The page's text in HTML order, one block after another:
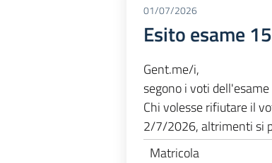
01/07/2026
Esito esame
Gent.me/i,
segono i voti
Chi volesse rifiutare il
2/7/2026, altrimenti si
Matricola